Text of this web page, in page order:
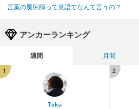
言葉の魔術師って英語でなんて言うの？
アンカーランキング
週間 月間
1
Taku
2